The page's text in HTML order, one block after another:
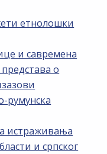
етнолошки
и савремена
о
румунска
истраживања
и српског